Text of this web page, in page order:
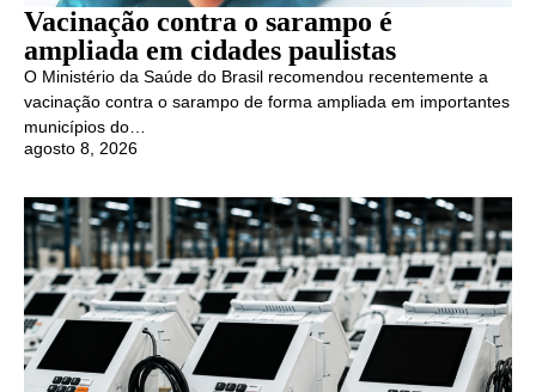
Vacinação contra o sarampo é
ampliada em cidades paulistas
O Ministério da Saúde do Brasil recomendou recentemente a
vacinação contra o sarampo de forma ampliada em importantes
municípios do…
agosto 8, 2026